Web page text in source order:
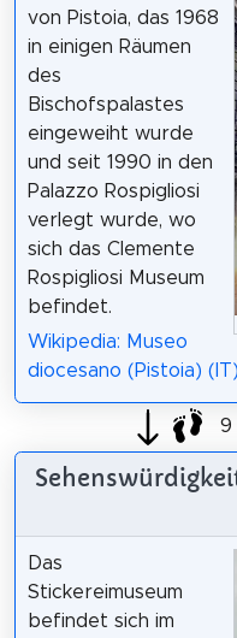
von Pistoia, das 1968
in einigen Räumen
des
Bischofspalastes
eingeweiht wurde
und seit 1990 in den
Palazzo Rospigliosi
verlegt wurde, wo
sich das Clemente
Rospigliosi Museum
befindet.
Wikipedia: Museo
diocesano (Pistoia) (IT)
9
Das
Stickereimuseum
befindet sich im